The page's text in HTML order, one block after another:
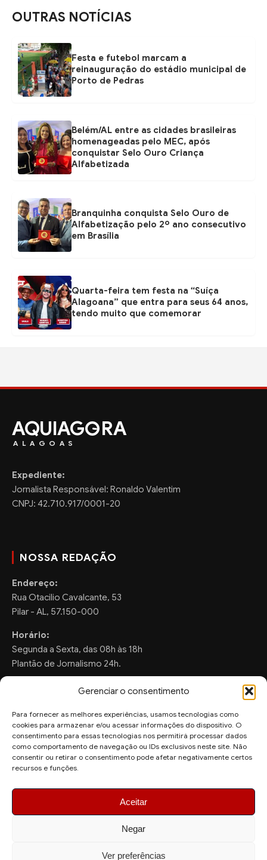
Gerenciar o consentimento
Para fornecer as melhores experiências, usamos tecnologias como
cookies para armazenar e/ou acessar informações do dispositivo. O
consentimento para essas tecnologias nos permitirá processar dados
como comportamento de navegação ou IDs exclusivos neste site. Não
consentir ou retirar o consentimento pode afetar negativamente certos
recursos e funções.
Aceitar
Negar
Ver preferências
OUTRAS NOTÍCIAS
Festa e futebol marcam a
reinauguração do estádio municipal de
Porto de Pedras
Belém/AL entre as cidades brasileiras
homenageadas pelo MEC, após
conquistar Selo Ouro Criança
Alfabetizada
Branquinha conquista Selo Ouro de
Alfabetização pelo 2º ano consecutivo
em Brasília
Quarta-feira tem festa na “Suíça
Alagoana” que entra para seus 64 anos,
tendo muito que comemorar
AQUIAG RA
ALAGOAS
Expediente:
Jornalista Responsável: Ronaldo Valentim
CNPJ: 42.710.917/0001-20
NOSSA REDAÇÃO
Endereço:
Rua Otacilio Cavalcante, 53
Pilar - AL, 57.150-000
Horário:
Segunda a Sexta, das 08h às 18h
Plantão de Jornalismo 24h.
FALE CONOSCO
Sugestões de Pauta:
ronaldo.valentim150@gmail.com
© 2026 AquiAgora - Todos os direitos reservados.